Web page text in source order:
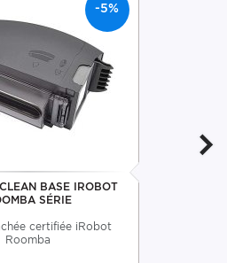
-5%
BASE IROBOT
SÉRIE
certifiée iRobot
Roomba